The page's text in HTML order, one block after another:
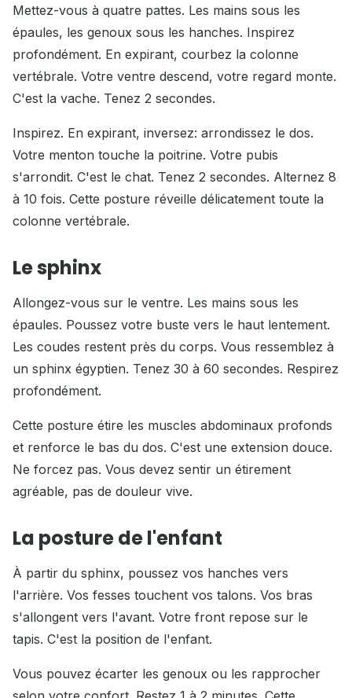
Mettez-vous à quatre pattes. Les mains sous les
épaules, les genoux sous les hanches. Inspirez
profondément. En expirant, courbez la colonne
vertébrale. Votre ventre descend, votre regard monte.
C'est la vache. Tenez 2 secondes.
Inspirez. En expirant, inversez: arrondissez le dos.
Votre menton touche la poitrine. Votre pubis
s'arrondit. C'est le chat. Tenez 2 secondes. Alternez 8
à 10 fois. Cette posture réveille délicatement toute la
colonne vertébrale.
Le sphinx
Allongez-vous sur le ventre. Les mains sous les
épaules. Poussez votre buste vers le haut lentement.
Les coudes restent près du corps. Vous ressemblez à
un sphinx égyptien. Tenez 30 à 60 secondes. Respirez
profondément.
Cette posture étire les muscles abdominaux profonds
et renforce le bas du dos. C'est une extension douce.
Ne forcez pas. Vous devez sentir un étirement
agréable, pas de douleur vive.
La posture de l'enfant
À partir du sphinx, poussez vos hanches vers
l'arrière. Vos fesses touchent vos talons. Vos bras
s'allongent vers l'avant. Votre front repose sur le
tapis. C'est la position de l'enfant.
Vous pouvez écarter les genoux ou les rapprocher